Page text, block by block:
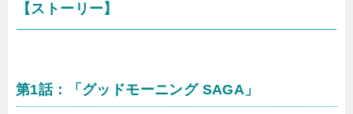
【ストーリー】
第1話：「グッドモーニング SAGA」